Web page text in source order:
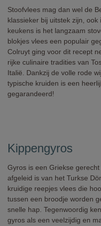
Stoofvlees mag dan wel de
klassieker bij uitstek zijn, ook
keukens is het langzaam
blokjes vlees een populair
Colruyt ging voor dit recept
rijke culinaire tradities van
Italië. Dankzij de volle rode
typische kruiden is een
gegarandeerd!
Kippengyros
Gyros is een Griekse gerecht
afgeleid is van het Turkse
kruidige reepjes vlees die
tussen een broodje worden
snelle hap. Tegenwoordig
gyros als een veelzijdig en